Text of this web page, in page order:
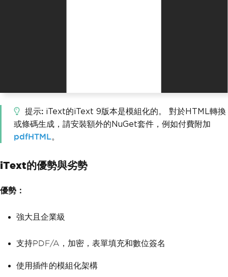
提示 iText的iText 9版本是模組化的。 對於HTML轉換
或條碼生成，請安裝額外的NuGet套件，例如付費附加
pdfHTML 。
iText的優勢與劣勢
優勢：
強大且企業級
支持PDF/A，加密，表單填充和數位簽名
使用插件的模組化架構